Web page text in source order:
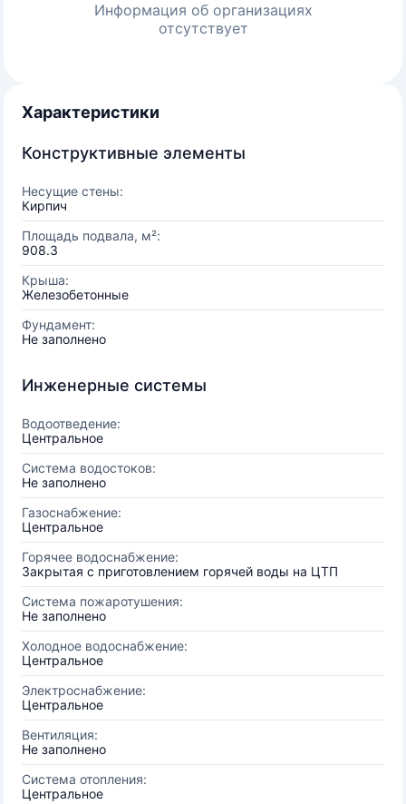
Информация об организациях
отсутствует
Характеристики
Конструктивные элементы
Несущие стены:
Кирпич
Площадь подвала, м²:
908.3
Крыша:
Железобетонные
Фундамент:
Не заполнено
Инженерные системы
Водоотведение:
Центральное
Система водостоков:
Не заполнено
Газоснабжение:
Центральное
Горячее водоснабжение:
Закрытая с приготовлением горячей воды на ЦТП
Система пожаротушения:
Не заполнено
Холодное водоснабжение:
Центральное
Электроснабжение:
Центральное
Вентиляция:
Не заполнено
Система отопления:
Центральное